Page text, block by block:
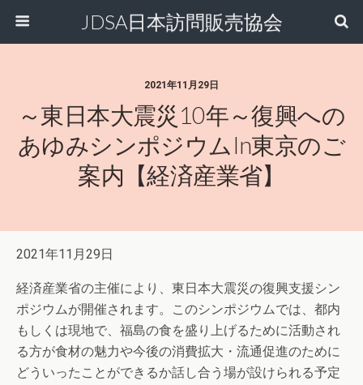
JDSA日本訪問販売協会
2021年11月29日
～東日本大震災10年～復興への
あゆみシンポジウムin東京のご
案内【経済産業省】
2021年11月29日
経済産業省の主催により、東日本大震災の復興支援シン
ポジウムが開催されます。このシンポジウムでは、都内
もしくは現地で、福島の食を盛り上げるために活動され
る方が食材の魅力や今後の消費拡大・流通促進のために
どういったことができるか話し合う場が設けられる予定